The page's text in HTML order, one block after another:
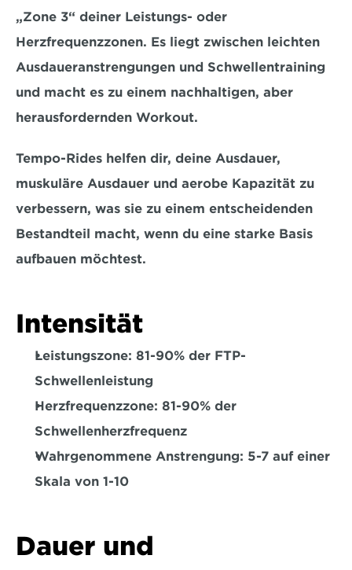
„Zone 3“ deiner Leistungs- oder
Herzfrequenzzonen. Es liegt zwischen leichten
Ausdaueranstrengungen und Schwellentraining
und macht es zu einem nachhaltigen, aber
herausfordernden Workout.
Tempo-Rides helfen dir, deine Ausdauer,
muskuläre Ausdauer und aerobe Kapazität zu
verbessern, was sie zu einem entscheidenden
Bestandteil macht, wenn du eine starke Basis
aufbauen möchtest.
Intensität
Leistungszone: 81-90% der FTP-
Schwellenleistung
Herzfrequenzzone: 81-90% der
Schwellenherzfrequenz
Wahrgenommene Anstrengung: 5-7 auf einer
Skala von 1-10
Dauer und